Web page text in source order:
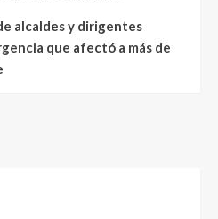
alcaldes y dirigentes
que afectó a más de